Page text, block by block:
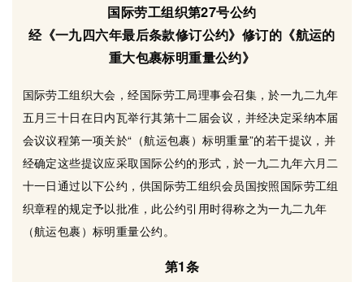
国际劳工组织第27号公约
经《一九四六年最后条款修订公约》修订的《航运的
重大包裹标明重量公约》
国际劳工组织大会，经国际劳工局理事会召集，於一九二九年
五月三十日在日内瓦举行其第十二届会议，并经决定采纳本届
会议议程第一项关於“（航运包裹）标明重量”的若干提议，并
经确定这些提议应采取国际公约的形式，於一九二九年六月二
十一日通过以下公约，供国际劳工组织会员国按照国际劳工组
织章程的规定予以批准，此公约引用时得称之为一九二九年
（航运包裹）标明重量公约。
第1条